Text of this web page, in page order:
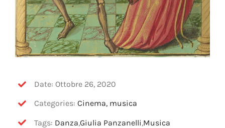
Date: Ottobre 26, 2020
Categories:Cinema, musica
Tags: Danza,Giulia Panzanelli,Musica